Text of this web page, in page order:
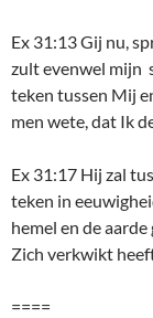
Ex 31:13 Gij nu,
zult evenwel mijn
teken tussen Mij
men wete, dat Ik
Ex 31:17 Hij zal
teken in
hemel en de
Zich verkwikt
====